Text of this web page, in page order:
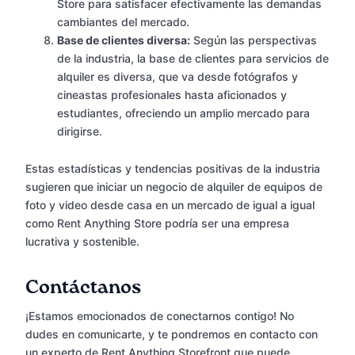
Store para satisfacer efectivamente las demandas
cambiantes del mercado.
Base de clientes diversa: Según las perspectivas
de la industria, la base de clientes para servicios de
alquiler es diversa, que va desde fotógrafos y
cineastas profesionales hasta aficionados y
estudiantes, ofreciendo un amplio mercado para
dirigirse.
Estas estadísticas y tendencias positivas de la industria
sugieren que iniciar un negocio de alquiler de equipos de
foto y video desde casa en un mercado de igual a igual
como Rent Anything Store podría ser una empresa
lucrativa y sostenible.
Contáctanos
¡Estamos emocionados de conectarnos contigo! No
dudes en comunicarte, y te pondremos en contacto con